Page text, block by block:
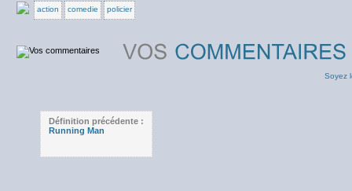
action comedie policier
Soyez
Définition précédente :
Running Man